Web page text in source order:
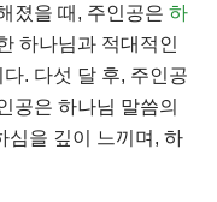
졌을 때, 주인공은 하
하나님과 적대적인
. 다섯 달 후, 주인공
공은 하나님 말씀의
심을 깊이 느끼며, 하